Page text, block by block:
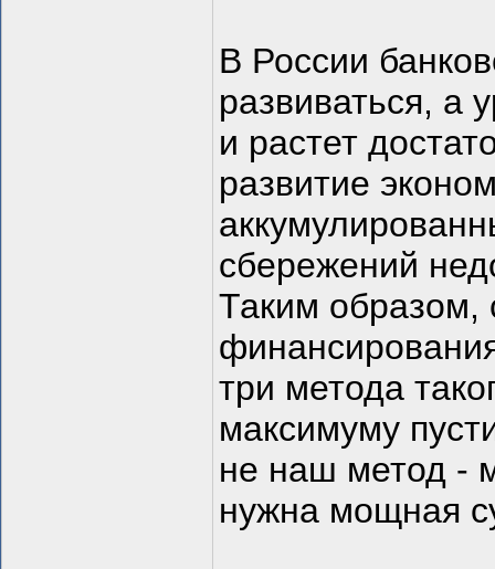
В России
развиваться, а
и растет
развитие
сбережений
Таким образом,
три метода
максимуму
не наш метод -
нужна мощная